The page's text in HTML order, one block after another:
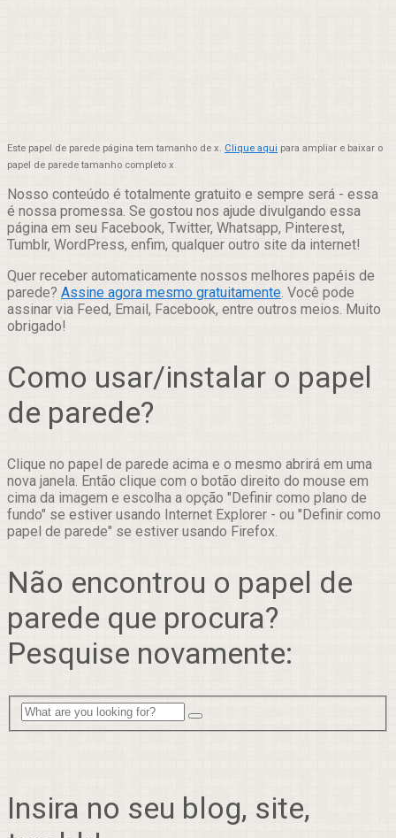
Este papel de parede página tem tamanho de x. Clique aqui para ampliar e baixar o
papel de parede tamanho completo x
Nosso conteúdo é totalmente gratuito e sempre será - essa
é nossa promessa. Se gostou nos ajude divulgando essa
página em seu Facebook, Twitter, Whatsapp, Pinterest,
Tumblr, WordPress, enfim, qualquer outro site da internet!
Quer receber automaticamente nossos melhores papéis de
parede? Assine agora mesmo gratuitamente. Você pode
assinar via Feed, Email, Facebook, entre outros meios. Muito
obrigado!
Como usar/instalar o papel
de parede?
Clique no papel de parede acima e o mesmo abrirá em uma
nova janela. Então clique com o botão direito do mouse em
cima da imagem e escolha a opção "Definir como plano de
fundo" se estiver usando Internet Explorer - ou "Definir como
papel de parede" se estiver usando Firefox.
Não encontrou o papel de
parede que procura?
Pesquise novamente:
Insira no seu blog, site,